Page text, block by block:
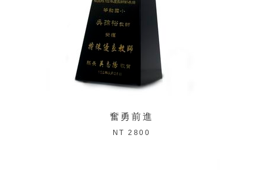
奮勇前進
NT 2800